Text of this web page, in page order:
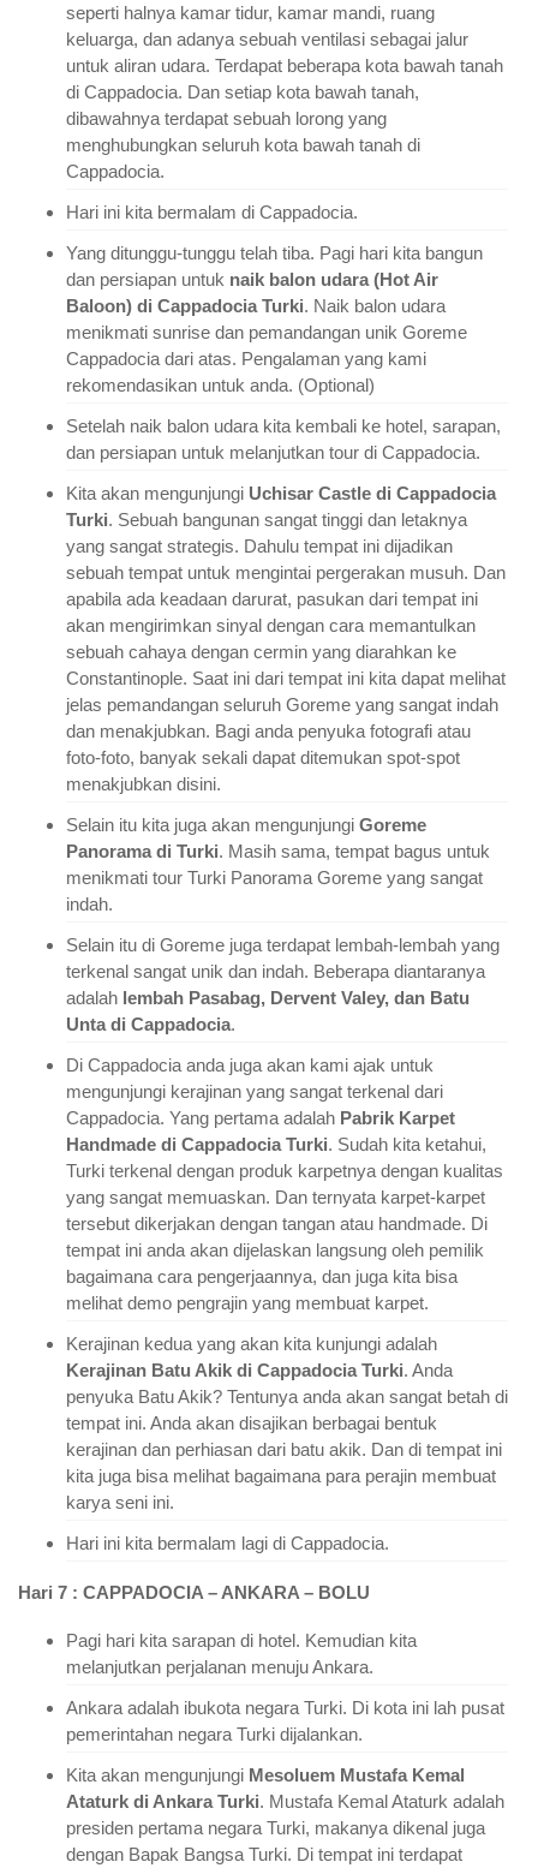
seperti halnya kamar tidur, kamar mandi, ruang
keluarga, dan adanya sebuah ventilasi sebagai jalur
untuk aliran udara. Terdapat beberapa kota bawah tanah
di Cappadocia. Dan setiap kota bawah tanah,
dibawahnya terdapat sebuah lorong yang
menghubungkan seluruh kota bawah tanah di
Cappadocia.
Hari ini kita bermalam di Cappadocia.
Yang ditunggu-tunggu telah tiba. Pagi hari kita bangun
dan persiapan untuk naik balon udara (Hot Air
Baloon) di Cappadocia Turki. Naik balon udara
menikmati sunrise dan pemandangan unik Goreme
Cappadocia dari atas. Pengalaman yang kami
rekomendasikan untuk anda. (Optional)
Setelah naik balon udara kita kembali ke hotel, sarapan,
dan persiapan untuk melanjutkan tour di Cappadocia.
Kita akan mengunjungi Uchisar Castle di Cappadocia
Turki. Sebuah bangunan sangat tinggi dan letaknya
yang sangat strategis. Dahulu tempat ini dijadikan
sebuah tempat untuk mengintai pergerakan musuh. Dan
apabila ada keadaan darurat, pasukan dari tempat ini
akan mengirimkan sinyal dengan cara memantulkan
sebuah cahaya dengan cermin yang diarahkan ke
Constantinople. Saat ini dari tempat ini kita dapat melihat
jelas pemandangan seluruh Goreme yang sangat indah
dan menakjubkan. Bagi anda penyuka fotografi atau
foto-foto, banyak sekali dapat ditemukan spot-spot
menakjubkan disini.
Selain itu kita juga akan mengunjungi Goreme
Panorama di Turki. Masih sama, tempat bagus untuk
menikmati tour Turki Panorama Goreme yang sangat
indah.
Selain itu di Goreme juga terdapat lembah-lembah yang
terkenal sangat unik dan indah. Beberapa diantaranya
adalah lembah Pasabag, Dervent Valey, dan Batu
Unta di Cappadocia.
Di Cappadocia anda juga akan kami ajak untuk
mengunjungi kerajinan yang sangat terkenal dari
Cappadocia. Yang pertama adalah Pabrik Karpet
Handmade di Cappadocia Turki. Sudah kita ketahui,
Turki terkenal dengan produk karpetnya dengan kualitas
yang sangat memuaskan. Dan ternyata karpet-karpet
tersebut dikerjakan dengan tangan atau handmade. Di
tempat ini anda akan dijelaskan langsung oleh pemilik
bagaimana cara pengerjaannya, dan juga kita bisa
melihat demo pengrajin yang membuat karpet.
Kerajinan kedua yang akan kita kunjungi adalah
Kerajinan Batu Akik di Cappadocia Turki. Anda
penyuka Batu Akik? Tentunya anda akan sangat betah di
tempat ini. Anda akan disajikan berbagai bentuk
kerajinan dan perhiasan dari batu akik. Dan di tempat ini
kita juga bisa melihat bagaimana para perajin membuat
karya seni ini.
Hari ini kita bermalam lagi di Cappadocia.
Hari 7 : CAPPADOCIA – ANKARA – BOLU
Pagi hari kita sarapan di hotel. Kemudian kita
melanjutkan perjalanan menuju Ankara.
Ankara adalah ibukota negara Turki. Di kota ini lah pusat
pemerintahan negara Turki dijalankan.
Kita akan mengunjungi Mesoluem Mustafa Kemal
Ataturk di Ankara Turki. Mustafa Kemal Ataturk adalah
presiden pertama negara Turki, makanya dikenal juga
dengan Bapak Bangsa Turki. Di tempat ini terdapat